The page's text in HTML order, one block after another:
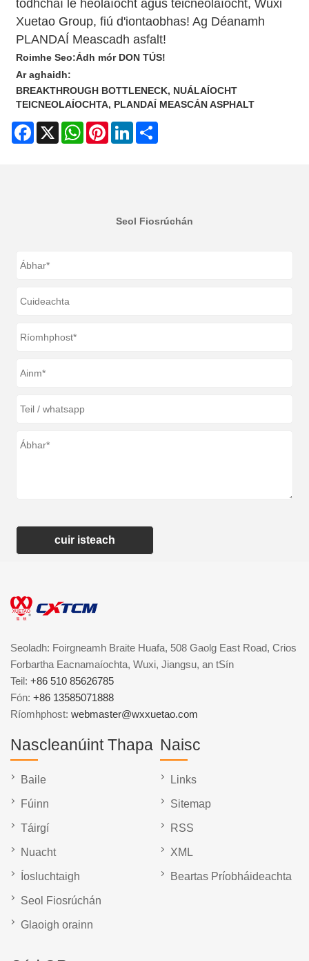
todhchaí le heolaíocht agus teicneolaíocht, Wuxi
Xuetao Group, fiú d'iontaobhas! Ag Déanamh
PLANDAÍ Meascadh asfalt!
Roimhe Seo:Ádh mór DON TÚS!
Ar aghaidh:
BREAKTHROUGH BOTTLENECK, NUÁLAÍOCHT
TEICNEOLAÍOCHTA, PLANDAÍ MEASCÁN ASPHALT
Facebook
X WhatsAppPinterestLinkedIn
Seol Fiosrúchán
cuir isteach
Seoladh: Foirgneamh Braite Huafa, 508 Gaolg East Road, Crios
Forbartha Eacnamaíochta, Wuxi, Jiangsu, an tSín
Teil: +86 510 85626785
Fón: +86 13585071888
Ríomhphost: webmaster@wxxuetao.com
Nascleanúint Thapa
Baile
Fúinn
Táirgí
Nuacht
Íosluchtaigh
Seol Fiosrúchán
Glaoigh orainn
Naisc
Links
Sitemap
RSS
XML
Beartas Príobháideachta